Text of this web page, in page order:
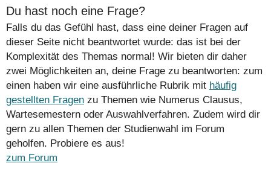
Du hast noch eine Frage?
Falls du das Gefühl hast, dass eine deiner Fragen auf
dieser Seite nicht beantwortet wurde: das ist bei der
Komplexität des Themas normal! Wir bieten dir daher
zwei Möglichkeiten an, deine Frage zu beantworten: zum
einen haben wir eine ausführliche Rubrik mit häufig
gestellten Fragen zu Themen wie Numerus Clausus,
Wartesemestern oder Auswahlverfahren. Zudem wird dir
gern zu allen Themen der Studienwahl im Forum
geholfen. Probiere es aus!
zum Forum